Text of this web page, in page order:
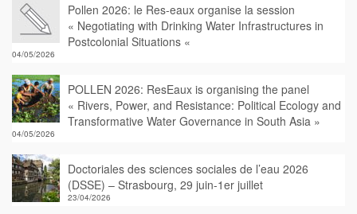
Pollen 2026: le Res-eaux organise la session
« Negotiating with Drinking Water Infrastructures in
Postcolonial Situations «
04/05/2026
POLLEN 2026: ResEaux is organising the panel
« Rivers, Power, and Resistance: Political Ecology and
Transformative Water Governance in South Asia »
04/05/2026
Doctoriales des sciences sociales de l’eau 2026
(DSSE) – Strasbourg, 29 juin-1er juillet
23/04/2026